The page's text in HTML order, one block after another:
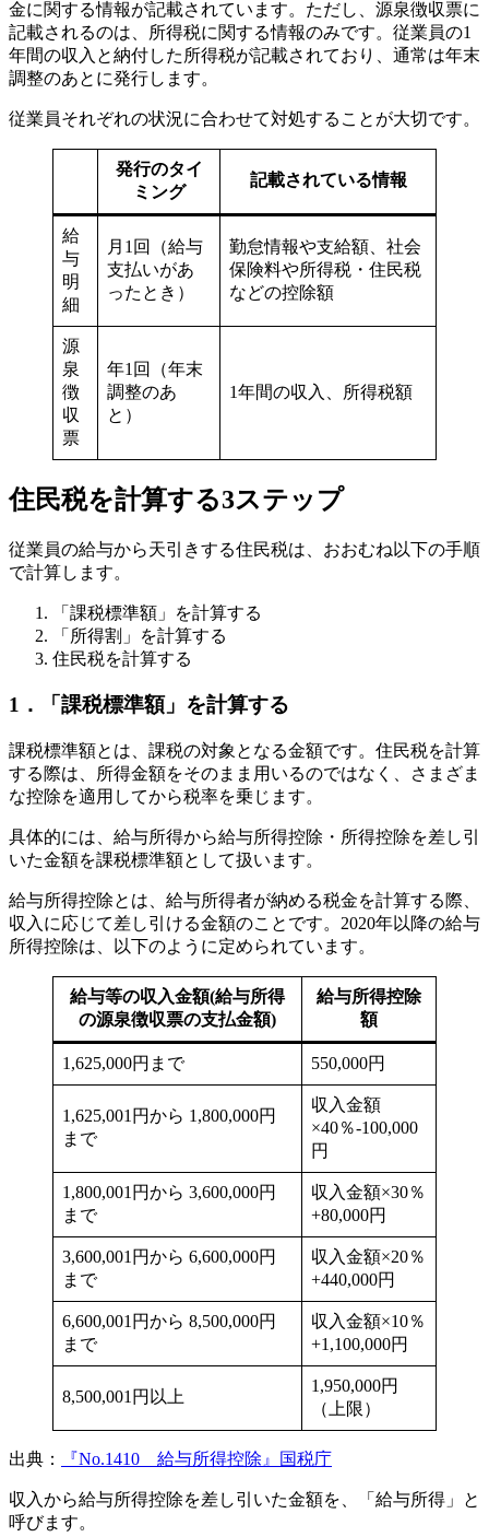
金に関する情報が記載されています。ただし、源泉徴収票に
記載されるのは、所得税に関する情報のみです。従業員の1
年間の収入と納付した所得税が記載されており、通常は年末
調整のあとに発行します。
従業員それぞれの状況に合わせて対処することが大切です。
発行のタイ
ミング
記載されている情報
給
与
明
細
月1回（給与
支払いがあ
ったとき）
勤怠情報や支給額、社会
保険料や所得税・住民税
などの控除額
源
泉
徴
収
票
年1回（年末
調整のあ
と）
1年間の収入、所得税額
住民税を計算する3ステップ
従業員の給与から天引きする住民税は、おおむね以下の手順
で計算します。
「課税標準額」を計算する
「所得割」を計算する
住民税を計算する
1．「課税標準額」を計算する
課税標準額とは、課税の対象となる金額です。住民税を計算
する際は、所得金額をそのまま用いるのではなく、さまざま
な控除を適用してから税率を乗じます。
具体的には、給与所得から給与所得控除・所得控除を差し引
いた金額を課税標準額として扱います。
給与所得控除とは、給与所得者が納める税金を計算する際、
収入に応じて差し引ける金額のことです。2020年以降の給与
所得控除は、以下のように定められています。
給与等の収入金額(給与所得
の源泉徴収票の支払金額)
給与所得控除
額
1,625,000円まで 550,000円
1,625,001円から 1,800,000円
まで
収入金額
×40％-100,000
円
1,800,001円から 3,600,000円
まで
収入金額×30％
+80,000円
3,600,001円から 6,600,000円
まで
収入金額×20％
+440,000円
6,600,001円から 8,500,000円
まで
収入金額×10％
+1,100,000円
8,500,001円以上
1,950,000円
（上限）
出典： 『No.1410 給与所得控除』国税庁
収入から給与所得控除を差し引いた金額を、「給与所得」と
呼びます。